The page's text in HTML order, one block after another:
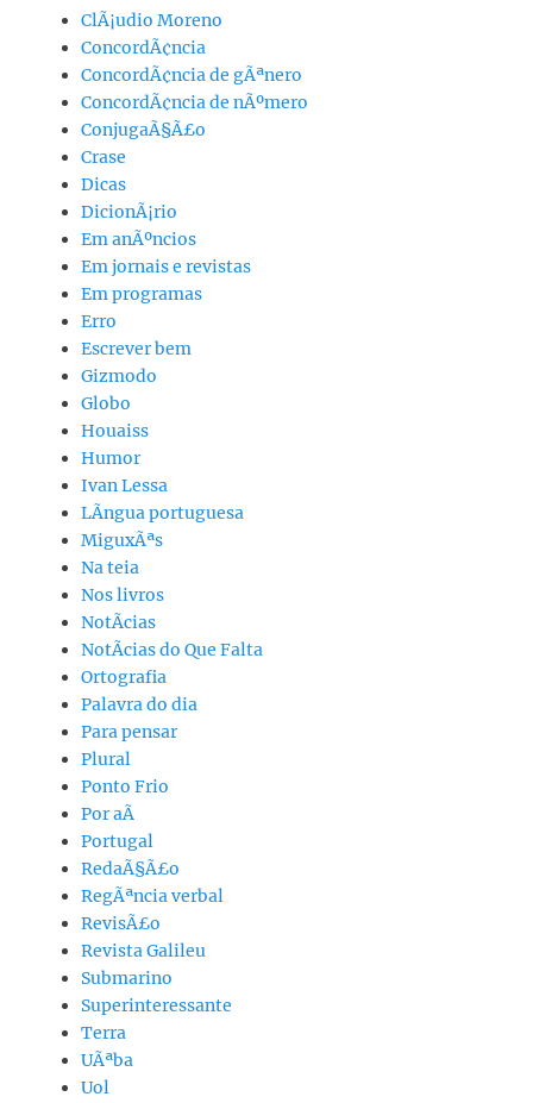
ClÃ¡udio Moreno
ConcordÃ¢ncia
ConcordÃ¢ncia de gÃªnero
ConcordÃ¢ncia de nÃºmero
ConjugaÃ§Ã£o
Crase
Dicas
DicionÃ¡rio
Em anÃºncios
Em jornais e revistas
Em programas
Erro
Escrever bem
Gizmodo
Globo
Houaiss
Humor
Ivan Lessa
LÃ­ngua portuguesa
MiguxÃªs
Na teia
Nos livros
NotÃ­cias
NotÃ­cias do Que Falta
Ortografia
Palavra do dia
Para pensar
Plural
Ponto Frio
Por aÃ­
Portugal
RedaÃ§Ã£o
RegÃªncia verbal
RevisÃ£o
Revista Galileu
Submarino
Superinteressante
Terra
UÃªba
Uol